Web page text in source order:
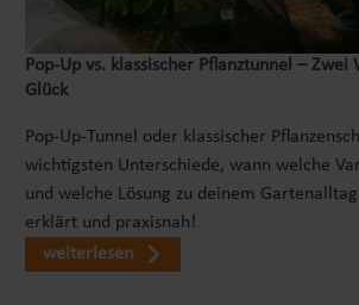
Pop‑Up vs. klassischer Pflanztunnel – Zwei
Glück
Pop-Up-Tunnel oder klassischer
wichtigsten Unterschiede, wann welche
und welche Lösung zu deinem
erklärt und praxisnah!
weiterlesen